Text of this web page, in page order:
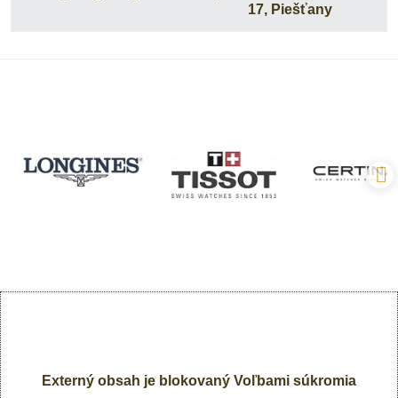
17, Piešťany
Externý obsah je blokovaný Voľbami súkromia